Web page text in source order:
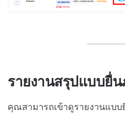
รายงานสรุปแบบยื่
คุณสามารถเข้าดูรายงานแบ